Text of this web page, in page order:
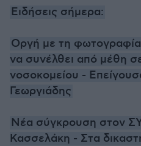
Ειδήσεις σήμερα:
Οργή με τη
να συνέλθει από μέθη
νοσοκομείου -
Γεωργιάδης
Νέα σύγκρουση στον
Κασσελάκη - Στα